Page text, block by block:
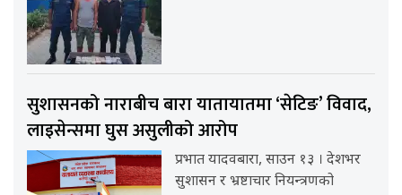
सुशासनको नाराबीच बारा यातायातमा ‘सेटिङ’ विवाद,
लाइसेन्समा घुस असुलीको आरोप
प्रभात यादवबारा, साउन १३ । देशभर
सुशासन र भ्रष्टाचार नियन्त्रणको